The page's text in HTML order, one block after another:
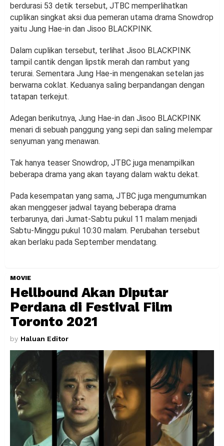
berdurasi 53 detik tersebut, JTBC memperlihatkan
cuplikan singkat aksi dua pemeran utama drama Snowdrop
yaitu Jung Hae-in dan Jisoo BLACKPINK.
Dalam cuplikan tersebut, terlihat Jisoo BLACKPINK
tampil cantik dengan lipstik merah dan rambut yang
terurai. Sementara Jung Hae-in mengenakan setelan jas
berwarna coklat. Keduanya saling berpandangan dengan
tatapan terkejut.
Adegan berikutnya, Jung Hae-in dan Jisoo BLACKPINK
menari di sebuah panggung yang sepi dan saling melempar
senyuman yang menawan.
Tak hanya teaser Snowdrop, JTBC juga menampilkan
beberapa drama yang akan tayang dalam waktu dekat.
Pada kesempatan yang sama, JTBC juga mengumumkan
akan menggeser jadwal tayang beberapa drama
terbarunya, dari Jumat-Sabtu pukul 11 malam menjadi
Sabtu-Minggu pukul 10:30 malam. Perubahan tersebut
akan berlaku pada September mendatang.
MOVIE
Hellbound Akan Diputar
Perdana di Festival Film
Toronto 2021
by Haluan Editor